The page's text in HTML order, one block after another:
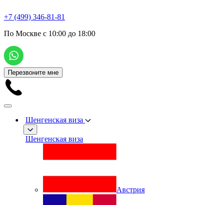
+7 (499) 346-81-81
По Москве с 10:00 до 18:00
Перезвоните мне
Шенгенская виза
Шенгенская виза
Австрия